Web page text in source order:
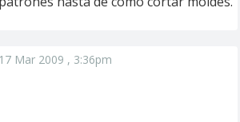
Mar 2009 , 3:36pm